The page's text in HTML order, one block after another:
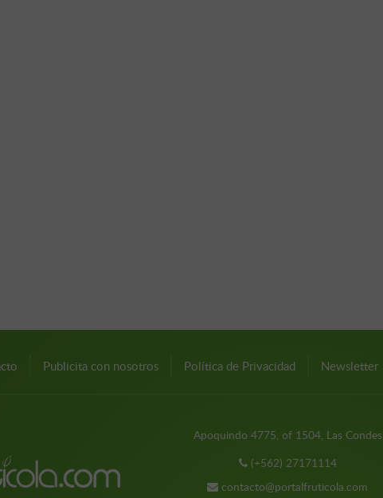
Publicita con nosotros Política de Privacidad Newsletter
Apoquindo 4775, of 1504, Las Condes
(+562) 27171114
contacto@portalfruticola.com